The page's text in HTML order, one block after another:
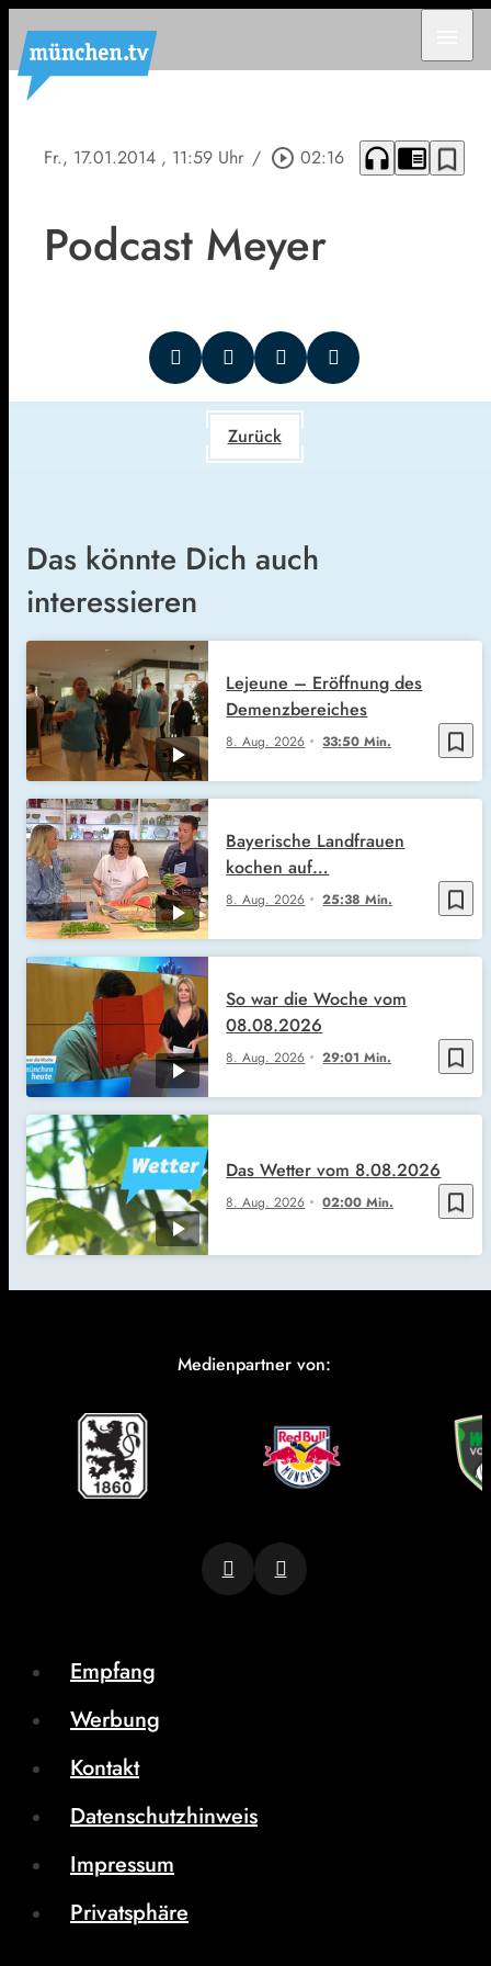
Fr., 17.01.2014 , 11:59 Uhr / play_circle_outline 02:16 headphones chrome_reader_mode bookmark_border
Podcast Meyer
Zurück
Das könnte Dich auch
interessieren
bookmark_border
8. Aug. 2026 33:50 Min.
Lejeune – Eröffnung des
Demenzbereiches
bookmark_border
8. Aug. 2026 25:38 Min.
Bayerische Landfrauen
kochen auf…
bookmark_border
8. Aug. 2026 29:01 Min.
So war die Woche vom
08.08.2026
bookmark_border
8. Aug. 2026 02:00 Min.
Das Wetter vom 8.08.2026
Medienpartner von:
Empfang
Werbung
Kontakt
Datenschutzhinweis
Impressum
Privatsphäre